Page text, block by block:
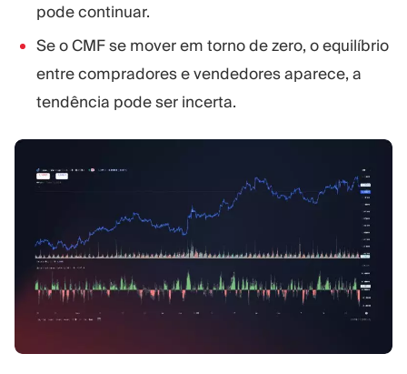
pode continuar.
Se o CMF se mover em torno de zero, o equilíbrio
entre compradores e vendedores aparece, a
tendência pode ser incerta.